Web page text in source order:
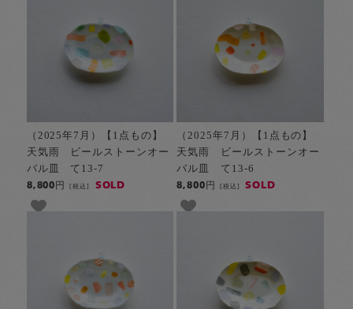
（2025年7月）【1点もの】
天気雨 ビールストーンオー
バル皿 て13-7
8,800円[税込] SOLD
（2025年7月）【1点もの】
天気雨 ビールストーンオー
バル皿 て13-6
8,800円 [税込] SOLD